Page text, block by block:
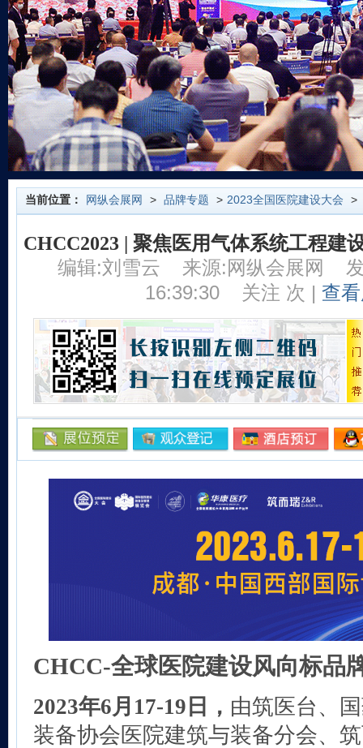
当前位置： 网纵会展网 > 品牌专题 > 2023全国医院建设大会 >
CHCC2023 | 聚焦医用气体系统工程建
编辑:刘雪云
来源:网纵会展网
16:39:30
关注 次 | 查
CHCC-全球医院建设风向标品
2023年6月17-19日， 由筑医台、
装备协会医院建筑与装备分会、